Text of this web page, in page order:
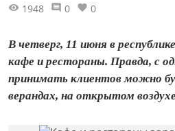
1948 0 0
В четверг, 11 июня в
кафе и рестораны. Правда, с
принимать клиентов можно
верандах, на открытом